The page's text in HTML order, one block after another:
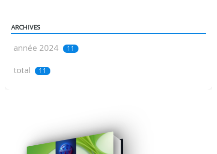
ARCHIVES
année 2024 11
total 11